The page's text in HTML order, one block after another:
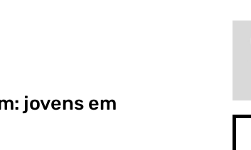
jovens em